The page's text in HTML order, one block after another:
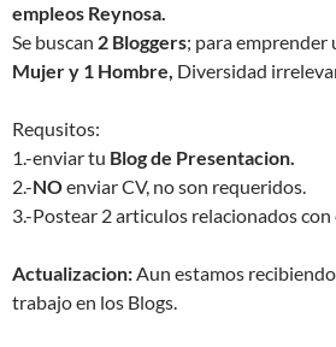
empleos Reynosa.
Se buscan 2 Bloggers; para emprender
Mujer y 1 Hombre, Diversidad
Requsitos:
1.-enviar tu Blog de Presentacion.
2.-NOenviar CV, no son requeridos.
3.-Postear 2 articulos relacionados con
Actualizacion:Aun estamos
trabajo en los Blogs.